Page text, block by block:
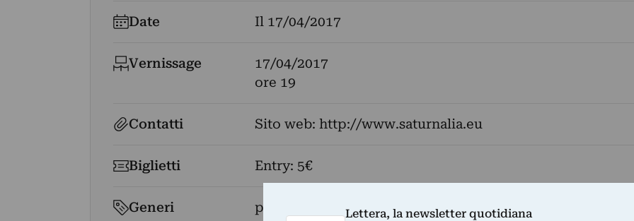
Date Il 17/04/2017
Vernissage
17/04/2017
ore 19
Contatti Sito web: http://www.saturnalia.eu
Biglietti Entry: 5€
Generi performance - happeningLettera, la newsletter quotidiana